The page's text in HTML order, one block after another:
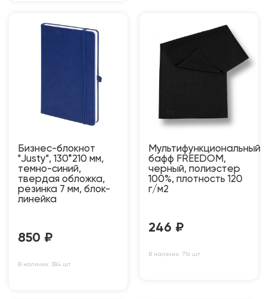
Бизнес-блокнот
"Justy", 130*210 мм,
темно-синий,
твердая обложка,
резинка 7 мм, блок-
линейка
850 ₽
В наличии: 384 шт
Мультифункциональный
бафф FREEDOM,
черный, полиэстер
100%, плотность 120
г/м2
246 ₽
В наличии: 716 шт